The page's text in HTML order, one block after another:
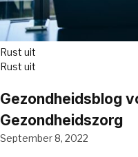
Rust uit
Rust uit
Gezondheidsblog
Gezondheidszorg
September 8, 2022